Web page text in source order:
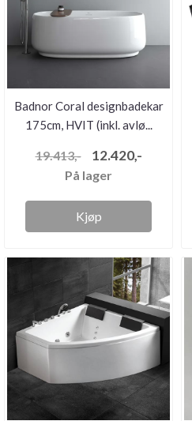
Badnor Coral designbadekar
175cm, HVIT (inkl. avlø...
19.413,- 12.420,-
På lager
Kjøp